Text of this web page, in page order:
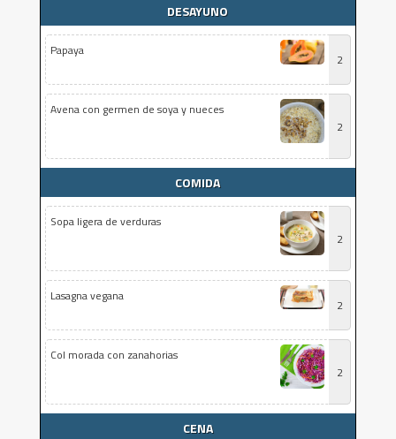
DESAYUNO
Papaya
2
Avena con germen de soya y nueces
2
COMIDA
Sopa ligera de verduras
2
Lasagna vegana
2
Col morada con zanahorias
2
CENA